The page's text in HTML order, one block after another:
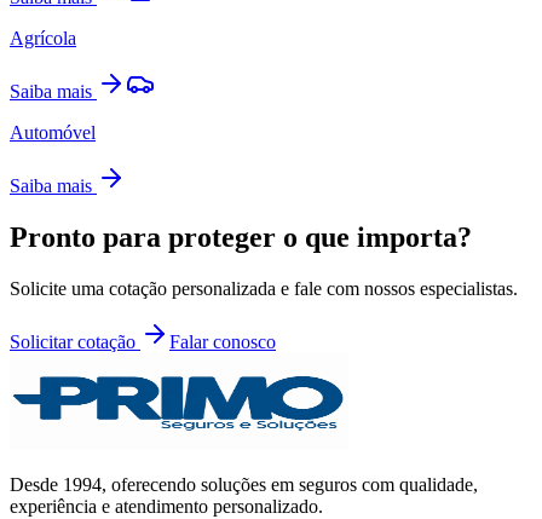
Agrícola
Saiba mais
Automóvel
Saiba mais
Pronto para proteger o que importa?
Solicite uma cotação personalizada e fale com nossos especialistas.
Solicitar cotação Falar conosco
Desde 1994, oferecendo soluções em seguros com qualidade,
experiência e atendimento personalizado.